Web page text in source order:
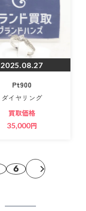
2025.08.27
Pt900
ダイヤリング
買取価格
35,000円
6